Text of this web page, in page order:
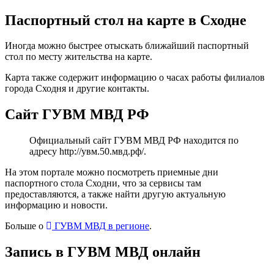
Паспортный стол на карте в Сходне
Иногда можно быстрее отыскать ближайший паспортный
стол по месту жительства на карте.
Карта также содержит информацию о часах работы филиалов
города Сходня и другие контакты.
Сайт ГУВМ МВД РФ
Официальный сайт ГУВМ МВД РФ находится по
адресу http://увм.50.мвд.рф/.
На этом портале можно посмотреть приемные дни
паспортного стола Сходни, что за сервисы там
предоставляются, а также найти другую актуальную
информацию и новости.
Больше о
ГУВМ МВД в регионе.
Запись в ГУВМ МВД онлайн